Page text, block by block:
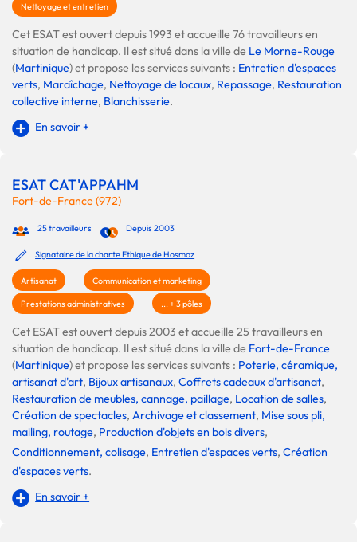
Nettoyage et entretien
Cet ESAT est ouvert depuis 1993 et accueille 76 travailleurs en
situation de handicap. Il est situé dans la ville de Le Morne-Rouge
(Martinique) et propose les services suivants : Entretien d'espaces
verts, Maraîchage, Nettoyage de locaux, Repassage, Restauration
collective interne, Blanchisserie.
En savoir +
ESAT CAT'APPAHM
Fort-de-France (972)
25 travailleurs Depuis 2003
Signataire de la charte Ethique de Hosmoz
Artisanat Communication et marketing
Prestations administratives ... + 3 pôles
Cet ESAT est ouvert depuis 2003 et accueille 25 travailleurs en
situation de handicap. Il est situé dans la ville de Fort-de-France
(Martinique) et propose les services suivants : Poterie, céramique,
artisanat d'art, Bijoux artisanaux, Coffrets cadeaux d'artisanat,
Restauration de meubles, cannage, paillage, Location de salles,
Création de spectacles, Archivage et classement, Mise sous pli,
mailing, routage, Production d'objets en bois divers,
Conditionnement, colisage, Entretien d'espaces verts, Création
d'espaces verts.
En savoir +